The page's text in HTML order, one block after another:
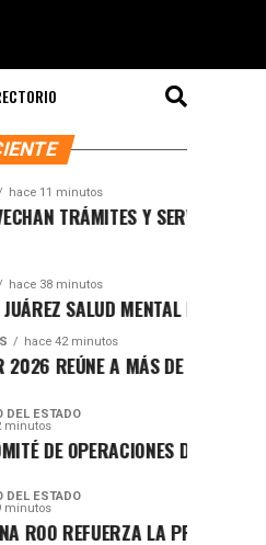
hace 11 minutos
TRÁMITES Y SERVICIOS DEL
hace 38 minutos
SALUD MENTAL DE PERSONAS
hace 42 minutos
A MÁS DE 160 EQUIPOS
DEL ESTADO
minutos
OPERACIONES DEL MUELLE DE
DEL ESTADO
minutos
REFUERZA LA PREVENCIÓN